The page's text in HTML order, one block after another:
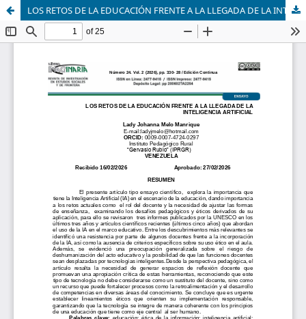
LOS RETOS DE LA EDUCACIÓN FRENTE A LA LLEGADA DE LA INTELIGENCIA ARTIFICIAL